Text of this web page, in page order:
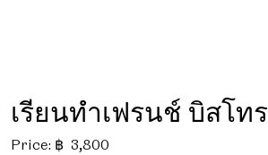
เรียนทำเฟรนช์ บิสโทร
Price: ฿ 3,800